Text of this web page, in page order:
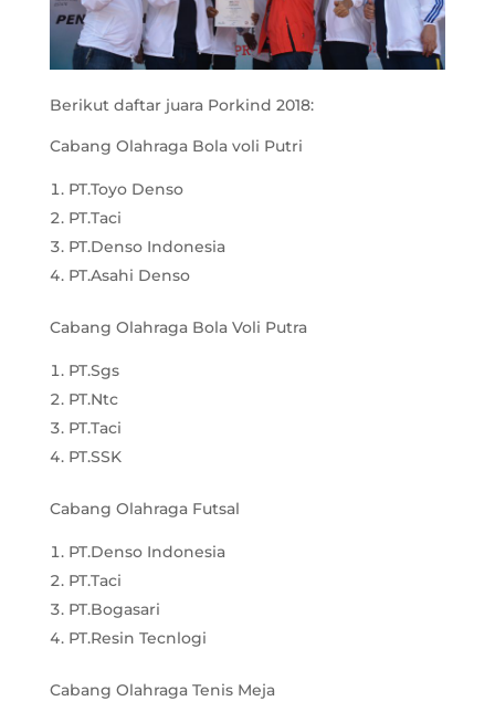
Berikut daftar juara Porkind 2018:
Cabang Olahraga Bola voli Putri
PT.Toyo Denso
PT.Taci
PT.Denso Indonesia
PT.Asahi Denso
Cabang Olahraga Bola Voli Putra
PT.Sgs
PT.Ntc
PT.Taci
PT.SSK
Cabang Olahraga Futsal
PT.Denso Indonesia
PT.Taci
PT.Bogasari
PT.Resin Tecnlogi
Cabang Olahraga Tenis Meja